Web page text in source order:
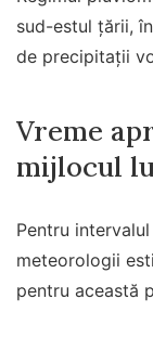
sud-estul țării,
de precipitații
Vreme
mijlocul
Pentru
meteorologii
pentru această